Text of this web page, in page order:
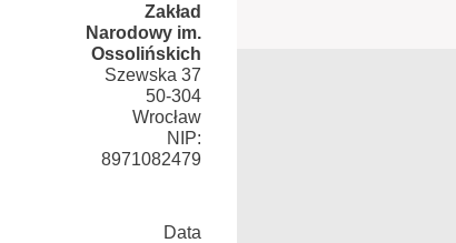
Zakład
Narodowy im.
Ossolińskich
Szewska 37
50-304
Wrocław
NIP:
8971082479
Data